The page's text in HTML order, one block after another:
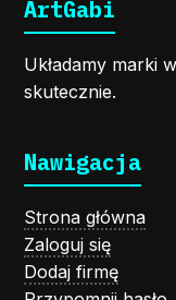
ArtGabi
Układamy marki
skutecznie.
Nawigacja
Strona główna
Zaloguj się
Dodaj firmę